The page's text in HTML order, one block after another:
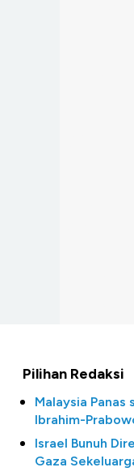
Pilihan Redaksi
Malaysia Panas
Ibrahim-
Israel Bunuh
Gaza